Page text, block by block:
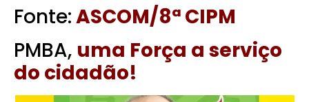
Fonte:ASCOM/8ª CIPM
PMBA, uma Força a serviço
do cidadão!